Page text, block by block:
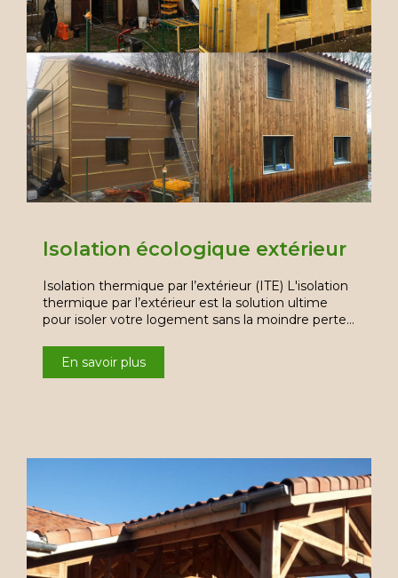
Isolation écologique extérieur
Isolation thermique par l’extérieur (ITE) L'isolation
thermique par l’extérieur est la solution ultime
pour isoler votre logement sans la moindre perte…
En savoir plus